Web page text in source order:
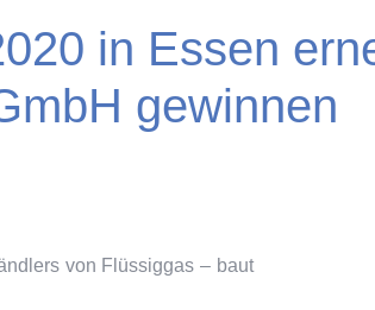
in Essen
gewinnen
von Flüssiggas – baut